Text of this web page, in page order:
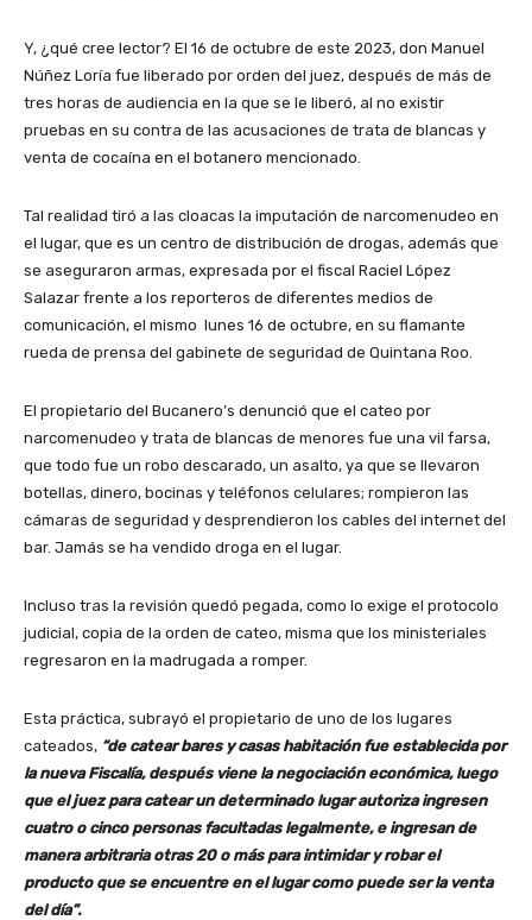
Y, ¿qué cree lector? El 16 de octubre de este 2023, don Manuel
Núñez Loría fue liberado por orden del juez, después de más de
tres horas de audiencia en la que se le liberó, al no existir
pruebas en su contra de las acusaciones de trata de blancas y
venta de cocaína en el botanero mencionado.
Tal realidad tiró a las cloacas la imputación de narcomenudeo en
el lugar, que es un centro de distribución de drogas, además que
se aseguraron armas, expresada por el fiscal Raciel López
Salazar frente a los reporteros de diferentes medios de
comunicación, el mismo lunes 16 de octubre, en su flamante
rueda de prensa del gabinete de seguridad de Quintana Roo.
El propietario del Bucanero’s denunció que el cateo por
narcomenudeo y trata de blancas de menores fue una vil farsa,
que todo fue un robo descarado, un asalto, ya que se llevaron
botellas, dinero, bocinas y teléfonos celulares; rompieron las
cámaras de seguridad y desprendieron los cables del internet del
bar. Jamás se ha vendido droga en el lugar.
Incluso tras la revisión quedó pegada, como lo exige el protocolo
judicial, copia de la orden de cateo, misma que los ministeriales
regresaron en la madrugada a romper.
Esta práctica, subrayó el propietario de uno de los lugares
cateados, “de catear bares y casas habitación fue establecida por
la nueva Fiscalía, después viene la negociación económica, luego
que el juez para catear un determinado lugar autoriza ingresen
cuatro o cinco personas facultadas legalmente, e ingresan de
manera arbitraria otras 20 o más para intimidar y robar el
producto que se encuentre en el lugar como puede ser la venta
del día”.